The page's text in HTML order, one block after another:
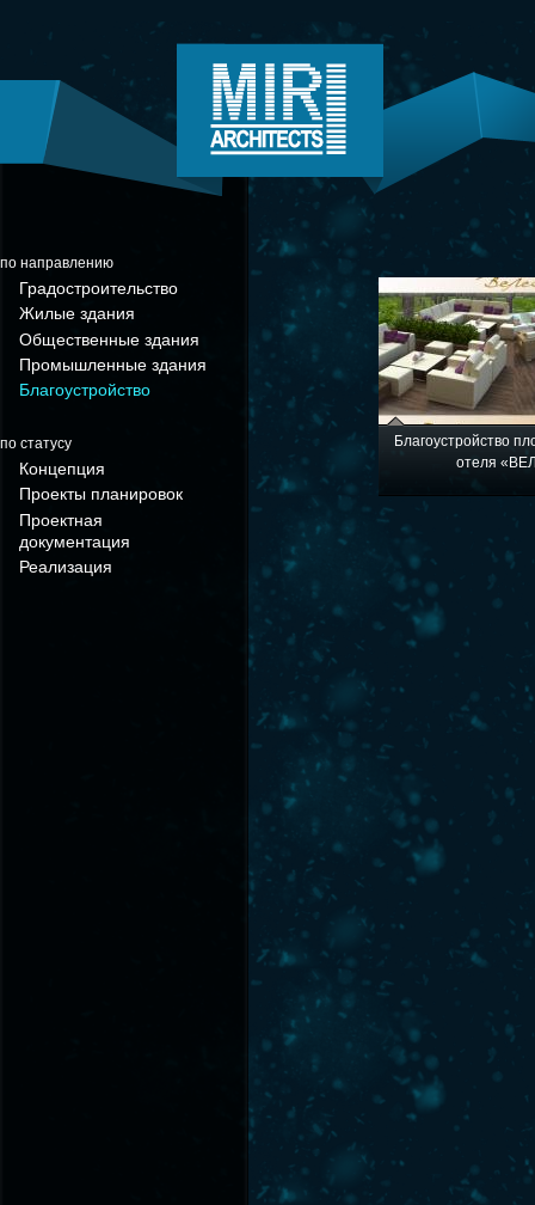
по направлению
Градостроительство
Жилые здания
Общественные здания
Промышленные здания
Благоустройство
по статусу
Концепция
Проекты планировок
Проектная
документация
Реализация
Благоустройство
отеля